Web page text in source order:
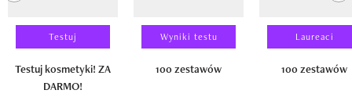
Testuj
Testuj kosmetyki! ZA
DARMO!
Wyniki testu
100 zestawów
Laureaci
100 zestawów